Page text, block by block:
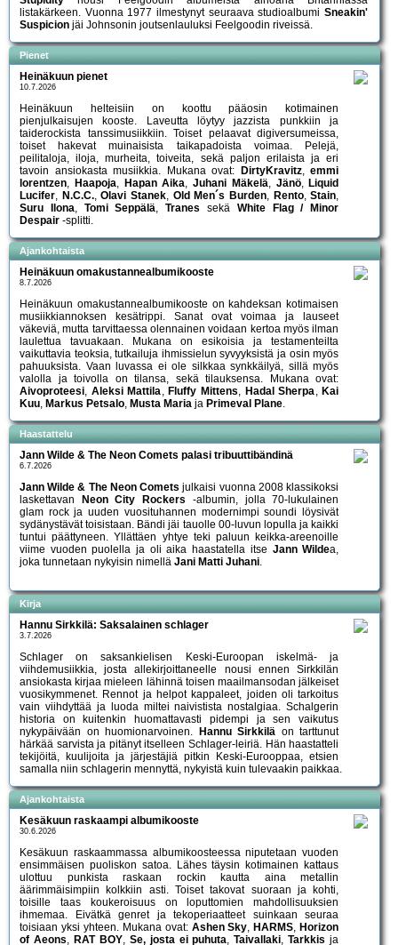
listakärkeen. Vuonna 1977 ilmestynyt seuraava studioalbumiSneakin'
Suspicion jäi Johnsonin joutsenlauluksi Feelgoodin riveissä.
Pienet
Heinäkuun pienet
10.7.2026
Heinäkuun helteisiin on koottu pääosin kotimainen
pienjulkaisujen kooste. Laveutta löytyy jazzista punkkiin ja
taiderockista tanssimusiikkiin. Toiset pelaavat digiversumeissa,
toiset hakevat muinaisista taikapadoista voimaa. Pelejä,
peilitaloja, iloja, murheita, toiveita, sekä paljon erilaista ja eri
tavoin ansiokasta musiikkia. Mukana ovat:
DirtyKravitz,emmi
lorentzen, Haapoja, Hapan Aika, Juhani Mäkelä, Jänö, Liquid
Lucifer, N.C.C.,Olavi Stanek, Old Men´s Burden, Rento,Stain,
Suru Ilona, Tomi Seppälä,Tranes sekä White Flag / Minor
Despair -splitti.
Ajankohtaista
Heinäkuun omakustannealbumikooste
8.7.2026
Heinäkuun omakustannealbumikooste on kahdeksan kotimaisen
musiikkiannoksen kesätrippi. Sanat ovat voimaa ja lauseet
väkeviä, mutta tarvittaessa olennainen voidaan kertoa myös ilman
laulettua tavuakaan. Mukana on esikoisia ja testamenteilta
vaikuttavia teoksia, tutkailuja ihmissielun syvyyksistä ja osin myös
pahuuksista. Vaan luvassa ei ole silkkaa synkkäilyä, sillä myös
valolla ja toivolla on tilansa, sekä tilauksensa. Mukana ovat:
Aivoproteesi Aleksi Mattila ,Fluffy Mittens Hadal Sherpa ,Kai
Kuu Markus Petsalo Musta Maria ja Primeval Plane
Haastattelu
Jann Wilde & The Neon Comets palasi tribuuttibändinä
6.7.2026
Jann Wilde & The Neon Comets julkaisi vuonna 2008 klassikoksi
laskettavan Neon City Rockers -albumin, jolla 70-lukulainen
glam rock ja uuden vuosituhannen modernimpi soundi löysivät
sydänystävät toisistaan. Bändi jäi tauolle 00-luvun lopulla ja kaikki
tuntui päättyneen. Yllättäen yhtye teki paluun keikka-areenoille
viime vuoden puolella ja oli aika haastatella itse Jann Wildea,
joka tunnetaan nykyisin nimellä Jani Matti Juhani
Kirja
Hannu Sirkkilä: Saksalainen schlager
3.7.2026
Schlager on saksankielisen Keski-Euroopan iskelmä- ja
viihdemusiikkia, josta allekirjoittaneelle nousi ennen Sirkkilän
ansiokasta kirjaa mieleen lähinnä toisen maailmansodan jälkeiset
vuosikymmenet. Rennot ja helpot kappaleet, joiden oli tarkoitus
vain viihdyttää ja luoda miltei naivistista nostalgiaa. Schalgerin
historia on kuitenkin huomattavasti pidempi ja sen vaikutus
nykypäivään on huomionarvoinen.
Hannu Sirkkilä on tarttunut
härkää sarvista ja pitänyt itselleen Schlager-leiriä. Hän haastatteli
tekijöitä, kuulijoita ja järjestäjiä pitkin Keski-Eurooppaa, etsien
samalla niin schlagerin mennyttä, nykyistä kuin tulevaakin paikkaa.
Ajankohtaista
Kesäkuun raskaampi albumikooste
30.6.2026
Kesäkuun raskaammassa albumikoosteessa niputetaan vuoden
ensimmäisen puoliskon satoa. Lähes täysin kotimainen kattaus
ulottuu punkista raskaan rockin kautta aina metallin
äärimmäisimpiin kolkkiin asti. Toiset takovat suoraan ja kohti,
toisille taas koukeroisuus on loputtomien mahdollisuuksien
ihmemaa. Eivätkä genret ja tekoperiaatteet suinkaan seuraa
toisiaan yksi yhteen. Mukana ovat: Ashen Sky, HARMS, Horizon
of Aeons, RAT BOY, Se, josta ei puhuta,Taivallaki,Tarkkis ja